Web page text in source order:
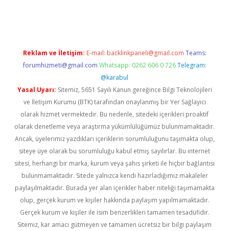
Reklam ve İletişim: E-mail: backlinkpaneli@gmail.com Teams:
forumhizmeti@gmail.com Whatsapp: 0262 606 0 726 Telegram:
@karabul
Yasal Uyarı: Sitemiz, 5651 Sayılı Kanun gereğince Bilgi Teknolojileri
ve İletişim Kurumu (BTK) tarafından onaylanmış bir Yer Sağlayıcı
olarak hizmet vermektedir. Bu nedenle, sitedeki içerikleri proaktif
olarak denetleme veya araştırma yükümlülüğümüz bulunmamaktadır.
Ancak, üyelerimiz yazdıkları içeriklerin sorumluluğunu taşımakta olup,
siteye üye olarak bu sorumluluğu kabul etmiş sayılırlar. Bu internet
sitesi, herhangi bir marka, kurum veya şahıs şirketi ile hiçbir bağlantısı
bulunmamaktadır. Sitede yalnızca kendi hazırladığımız makaleler
paylaşılmaktadır. Burada yer alan içerikler haber niteliği taşımamakta
olup, gerçek kurum ve kişiler hakkında paylaşım yapılmamaktadır.
Gerçek kurum ve kişiler ile isim benzerlikleri tamamen tesadüfidir.
Sitemiz, kar amacı gütmeyen ve tamamen ücretsiz bir bilgi paylaşım